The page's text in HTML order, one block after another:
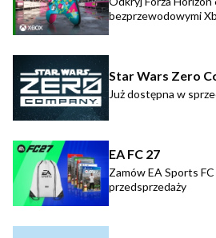
bezprzewodowymi
Star Wars Zero
Już dostępna w
EA FC 27
Zamów EA Sports
przedsprzedaży